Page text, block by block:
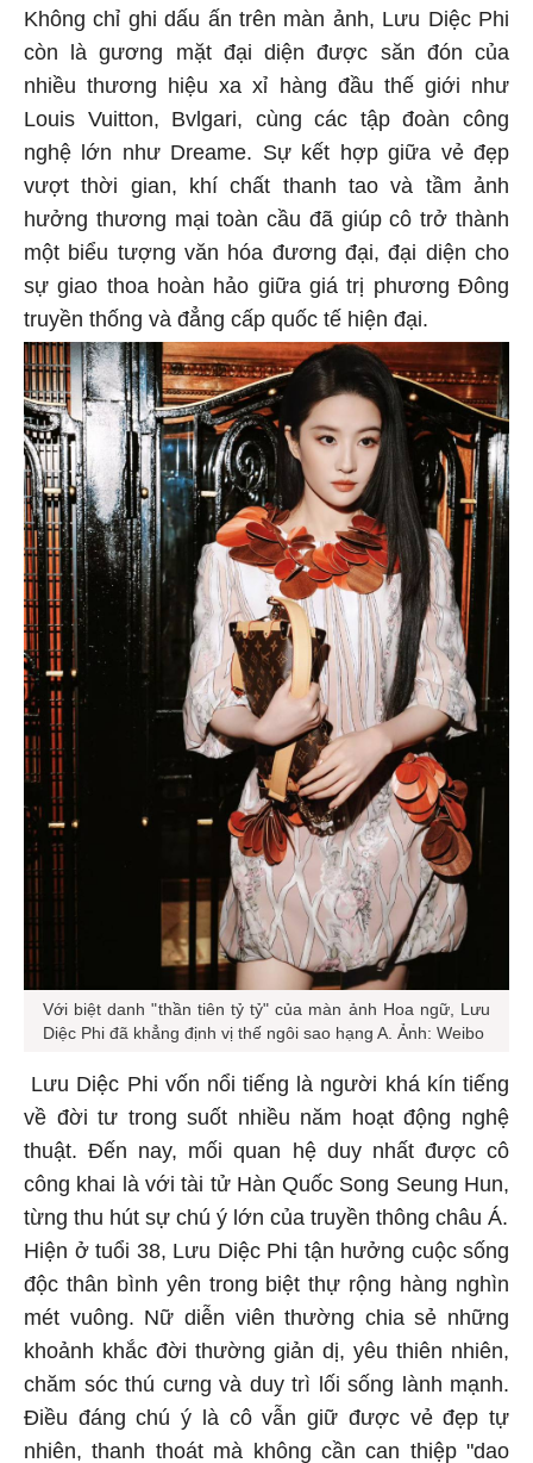
Không chỉ ghi dấu ấn trên màn ảnh, Lưu Diệc Phi
còn là gương mặt đại diện được săn đón của
nhiều thương hiệu xa xỉ hàng đầu thế giới như
Louis Vuitton, Bvlgari, cùng các tập đoàn công
nghệ lớn như Dreame. Sự kết hợp giữa vẻ đẹp
vượt thời gian, khí chất thanh tao và tầm ảnh
hưởng thương mại toàn cầu đã giúp cô trở thành
một biểu tượng văn hóa đương đại, đại diện cho
sự giao thoa hoàn hảo giữa giá trị phương Đông
truyền thống và đẳng cấp quốc tế hiện đại.
Với biệt danh "thần tiên tỷ tỷ" của màn ảnh Hoa ngữ, Lưu
Diệc Phi đã khẳng định vị thế ngôi sao hạng A. Ảnh: Weibo
Lưu Diệc Phi vốn nổi tiếng là người khá kín tiếng
về đời tư trong suốt nhiều năm hoạt động nghệ
thuật. Đến nay, mối quan hệ duy nhất được cô
công khai là với tài tử Hàn Quốc Song Seung Hun,
từng thu hút sự chú ý lớn của truyền thông châu Á.
Hiện ở tuổi 38, Lưu Diệc Phi tận hưởng cuộc sống
độc thân bình yên trong biệt thự rộng hàng nghìn
mét vuông. Nữ diễn viên thường chia sẻ những
khoảnh khắc đời thường giản dị, yêu thiên nhiên,
chăm sóc thú cưng và duy trì lối sống lành mạnh.
Điều đáng chú ý là cô vẫn giữ được vẻ đẹp tự
nhiên, thanh thoát mà không cần can thiệp "dao